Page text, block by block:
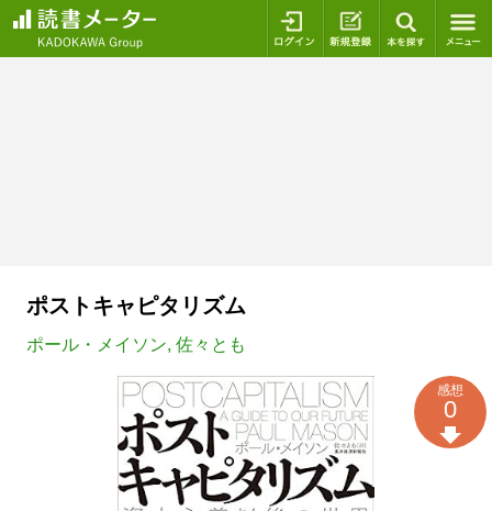
ログイン 新規登録
ポストキャピタリズム
ポール・メイソン, 佐々とも
感想
0